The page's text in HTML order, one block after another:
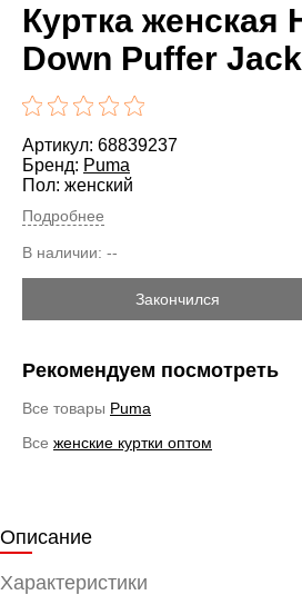
Куртка женская
Down Puffer
Артикул: 68839237
Бренд: Puma
Пол: женский
Подробнее
В наличии: --
Закончился
Рекомендуем посмотреть
Все товары Puma
Все женские куртки оптом
Описание
Характеристики